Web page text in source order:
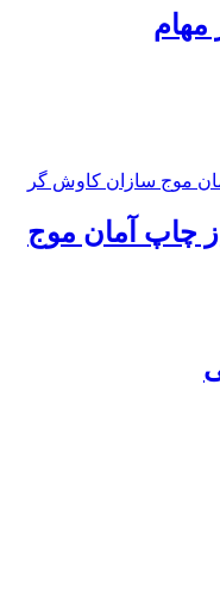
مهام
چاپ آمان موج